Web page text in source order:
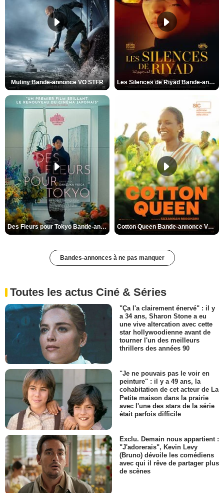
Mutiny Bande-annonce VO STFR Les Silences de Riyad Bande-annonce VO STFR
Des Fleurs pour Tokyo Bande-annonce VO STFR Cotton Queen Bande-annonce VO STFR
Bandes-annonces à ne pas manquer
Toutes les actus Ciné & Séries
"Ça l'a clairement énervé" : il y
a 34 ans, Sharon Stone a eu
une vive altercation avec cette
star hollywoodienne avant de
tourner l'un des meilleurs
thrillers des années 90
"Je ne pouvais pas le voir en
peinture" : il y a 49 ans, la
cohabitation de cet acteur de La
Petite maison dans la prairie
avec l'une des stars de la série
était parfois difficile
Exclu. Demain nous appartient :
"J'adorerais", Kevin Levy
(Bruno) dévoile les comédiens
avec qui il rêve de partager plus
de scènes